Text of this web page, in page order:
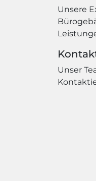
Unsere
Unser